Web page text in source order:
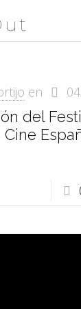
en
del